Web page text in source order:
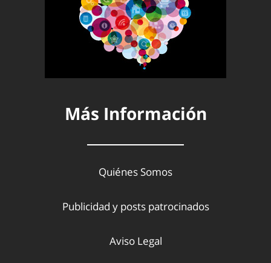
Más Información
Quiénes Somos
Publicidad y posts patrocinados
Aviso Legal